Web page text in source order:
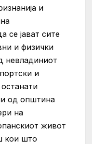
и
се јават сите
и физички
невладиниот
и
од општина
на
живот
кои што